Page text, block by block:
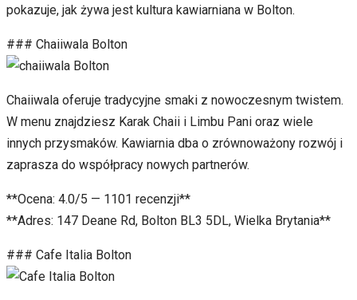
pokazuje, jak żywa jest kultura kawiarniana w Bolton.
### Chaiiwala Bolton
Chaiiwala oferuje tradycyjne smaki z nowoczesnym twistem.
W menu znajdziesz Karak Chaii i Limbu Pani oraz wiele
innych przysmaków. Kawiarnia dba o zrównoważony rozwój i
zaprasza do współpracy nowych partnerów.
**Ocena: 4.0/5 — 1101 recenzji**
**Adres: 147 Deane Rd, Bolton BL3 5DL, Wielka Brytania**
### Cafe Italia Bolton